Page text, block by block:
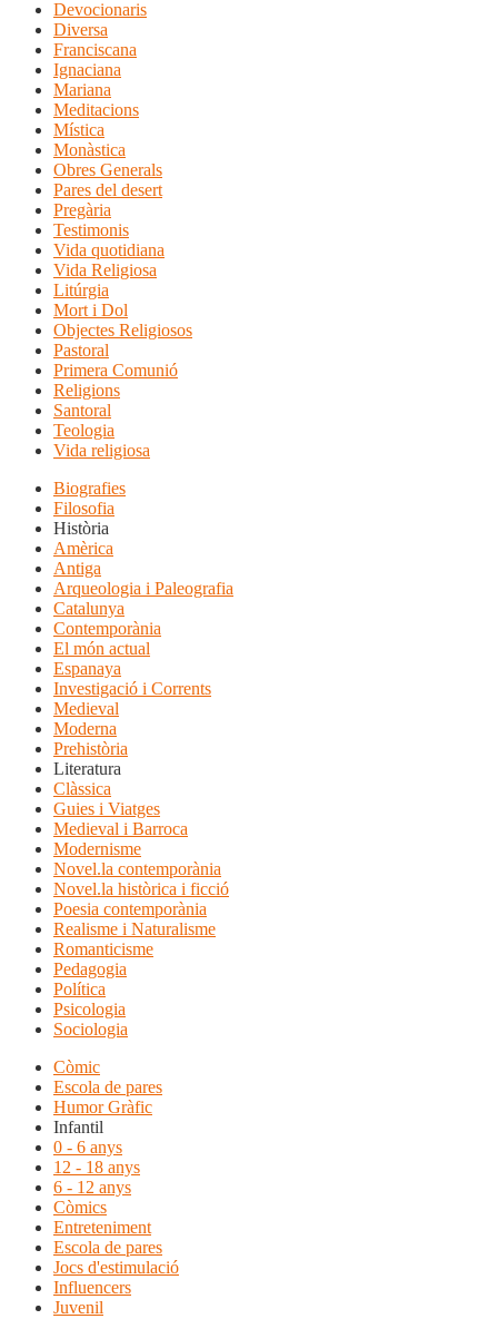
Devocionaris
Diversa
Franciscana
Ignaciana
Mariana
Meditacions
Mística
Monàstica
Obres Generals
Pares del desert
Pregària
Testimonis
Vida quotidiana
Vida Religiosa
Litúrgia
Mort i Dol
Objectes Religiosos
Pastoral
Primera Comunió
Religions
Santoral
Teologia
Vida religiosa
Biografies
Filosofia
Història
Amèrica
Antiga
Arqueologia i Paleografia
Catalunya
Contemporània
El món actual
Espanaya
Investigació i Corrents
Medieval
Moderna
Prehistòria
Literatura
Clàssica
Guies i Viatges
Medieval i Barroca
Modernisme
Novel.la contemporània
Novel.la històrica i ficció
Poesia contemporània
Realisme i Naturalisme
Romanticisme
Pedagogia
Política
Psicologia
Sociologia
Còmic
Escola de pares
Humor Gràfic
Infantil
0 - 6 anys
12 - 18 anys
6 - 12 anys
Còmics
Entreteniment
Escola de pares
Jocs d'estimulació
Influencers
Juvenil